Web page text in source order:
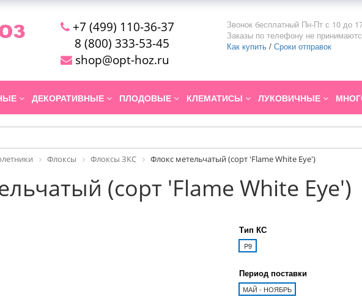
+7 (499) 110-36-37
8 (800) 333-53-45
shop@opt-hoz.ru
Звонок бесплатный Пн-Пт с 10 до
Заказы по телефону не
Как купить / Сроки отправок
ДЕКОРАТИВНЫЕ ПЛОДОВЫЕ КЛЕМАТИСЫ ЛУКОВИЧНЫЕ
Флоксы Флоксы ЗКС Флокс метельчатый (сорт 'Flame White Eye')
(сорт 'Flame White Eye')
Тип КС
P9
Период поставки
МАЙ - НОЯБРЬ